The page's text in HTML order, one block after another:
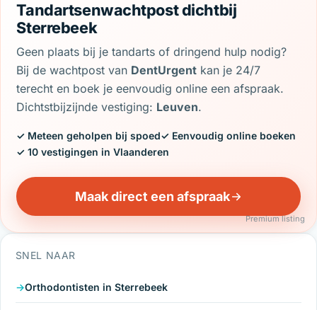
Tandartsenwachtpost dichtbij
Sterrebeek
Geen plaats bij je tandarts of dringend hulp nodig?
Bij de wachtpost van DentUrgent kan je 24/7
terecht en boek je eenvoudig online een afspraak.
Dichtstbijzijnde vestiging: Leuven.
✓ Meteen geholpen bij spoed✓ Eenvoudig online boeken
✓ 10 vestigingen in Vlaanderen
Maak direct een afspraak
Premium listing
SNEL NAAR
Orthodontisten in Sterrebeek